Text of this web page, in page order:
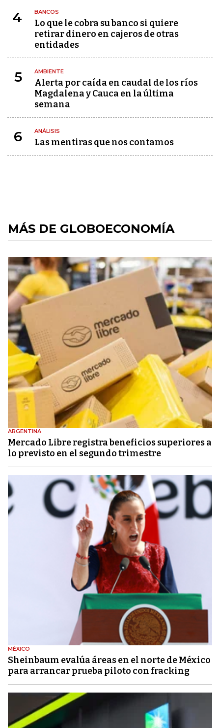
4 BANCOS
Lo que le cobra su banco si quiere
retirar dinero en cajeros de otras
entidades
5 AMBIENTE
Alerta por caída en caudal de los ríos
Magdalena y Cauca en la última
semana
6 ANÁLISIS
Las mentiras que nos contamos
MÁS DE GLOBOECONOMÍA
ARGENTINA
Mercado Libre registra beneficios superiores a
lo previsto en el segundo trimestre
MÉXICO
Sheinbaum evalúa áreas en el norte de México
para arrancar prueba piloto con fracking